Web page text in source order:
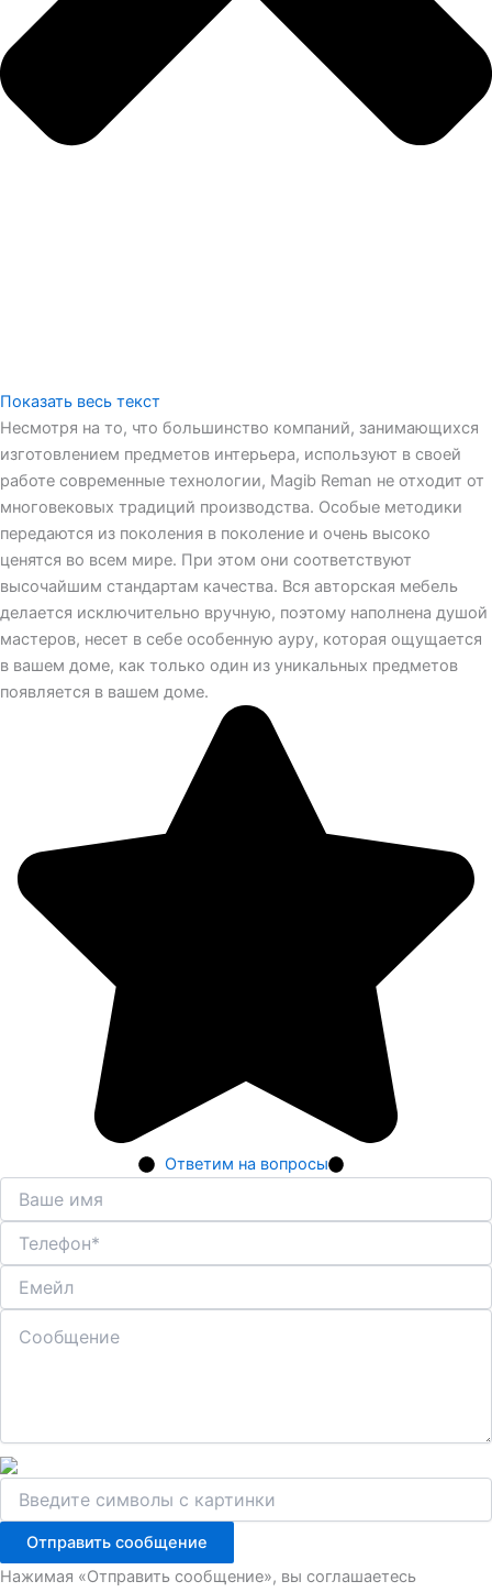
Показать весь текст
Несмотря на то, что большинство компаний, занимающихся
изготовлением предметов интерьера, используют в своей
работе современные технологии, Magib Reman не отходит от
многовековых традиций производства. Особые методики
передаются из поколения в поколение и очень высоко
ценятся во всем мире. При этом они соответствуют
высочайшим стандартам качества. Вся авторская мебель
делается исключительно вручную, поэтому наполнена душой
мастеров, несет в себе особенную ауру, которая ощущается
в вашем доме, как только один из уникальных предметов
появляется в вашем доме.
Ответим на вопросы
Отправить сообщение
Нажимая «Отправить сообщение», вы соглашаетесь